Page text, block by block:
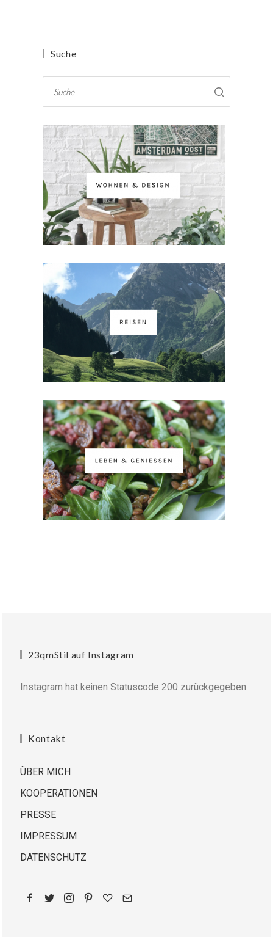
Suche
23qmStil auf Instagram
Instagram hat keinen Statuscode 200 zurückgegeben.
Kontakt
ÜBER MICH
KOOPERATIONEN
PRESSE
IMPRESSUM
DATENSCHUTZ